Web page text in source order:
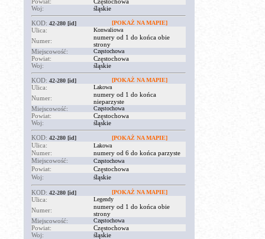
Woj:
śląskie
KOD: 42-280 [id] [POKAŻ NA MAPIE]
Ulica: Konwaliowa
Numer:
numery od 1 do końca obie
strony
Miejscowość:
Częstochowa
Powiat:
Częstochowa
Woj:
śląskie
KOD: 42-280 [id] [POKAŻ NA MAPIE]
Ulica: Lakowa
Numer:
numery od 1 do końca
nieparzyste
Miejscowość:
Częstochowa
Powiat:
Częstochowa
Woj:
śląskie
KOD: 42-280 [id] [POKAŻ NA MAPIE]
Ulica: Lakowa
Numer:
numery od 6 do końca parzyste
Miejscowość:
Częstochowa
Powiat:
Częstochowa
Woj:
śląskie
KOD: 42-280 [id] [POKAŻ NA MAPIE]
Ulica: Legendy
Numer:
numery od 1 do końca obie
strony
Miejscowość:
Częstochowa
Powiat:
Częstochowa
Woj:
śląskie